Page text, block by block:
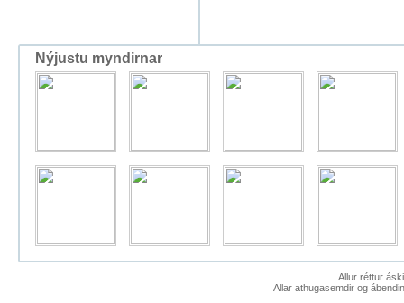
Nýjustu myndirnar
Allur réttur
Allar athugasemdir og